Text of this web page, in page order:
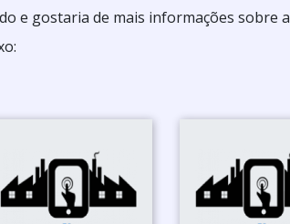
e gostaria de mais informações sobre a